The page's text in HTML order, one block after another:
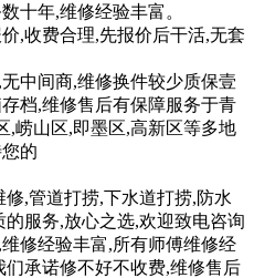
十年,维修经验丰富。
,收费合理,先报价后干活,无套
中间商,维修换件较少质保壹
档,维修售后有保障服务于青
,崂山区,即墨区,高新区等多地
的
,管道打捞,下水道打捞,防水
服务,放心之选,欢迎致电咨询
修经验丰富,所有师傅维修经
承诺修不好不收费,维修售后